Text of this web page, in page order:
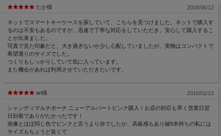
たか様 2018/06/13
ネットでスマートキーケースを探していて、こちらを見つけました。ネットで購入す
るのは不安もあるのですが、迅速で丁寧な対応をしていただき、安心して購入するこ
とが出来ました。
写真で見た印象だと、大き過ぎないか少し心配していましたが、実物はコンパクトで
希望通りのサイズでした。
つくりもしっかりしていて気に入っています。
また機会があれば利用させていただきたいです。
an様 2016/01/13
シャンディマルチポーチ ニューアルバートピンク購入！お店の対応も早く営業日翌
日到着でありがたかったです！
画像とほぼ同じ色でピンクと言うより赤でしたが、高級感もあり鍵6本持ちの私には
サイズもちょうど良くて